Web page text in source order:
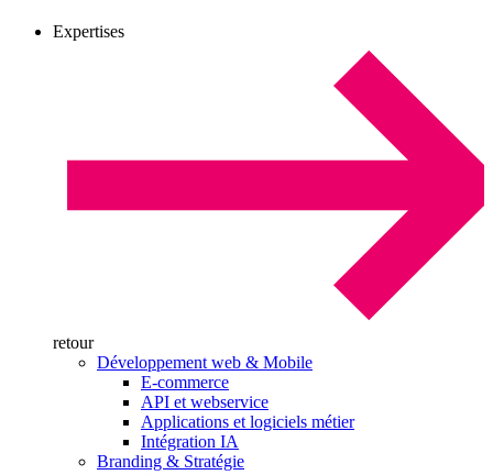
Expertises
retour
Développement web & Mobile
E-commerce
API et webservice
Applications et logiciels métier
Intégration IA
Branding & Stratégie